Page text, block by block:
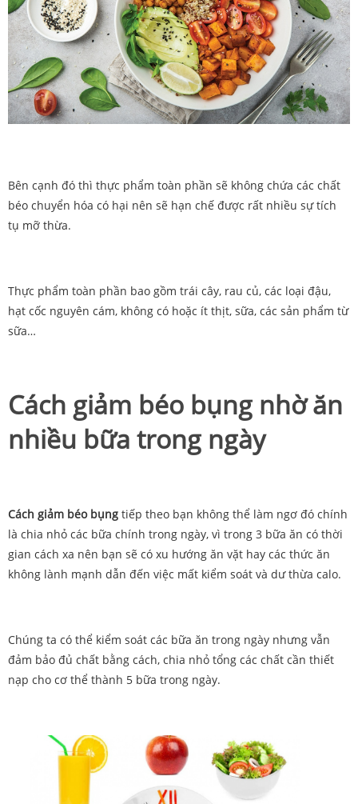
Bên cạnh đó thì thực phẩm toàn phần sẽ không chứa các chất
béo chuyển hóa có hại nên sẽ hạn chế được rất nhiều sự tích
tụ mỡ thừa.
Thực phẩm toàn phần bao gồm trái cây, rau củ, các loại đậu,
hạt cốc nguyên cám, không có hoặc ít thịt, sữa, các sản phẩm từ
sữa…
Cách giảm béo bụng nhờ ăn
nhiều bữa trong ngày
Cách giảm béo bụng tiếp theo bạn không thể làm ngơ đó chính
là chia nhỏ các bữa chính trong ngày, vì trong 3 bữa ăn có thời
gian cách xa nên bạn sẽ có xu hướng ăn vặt hay các thức ăn
không lành mạnh dẫn đến việc mất kiểm soát và dư thừa calo.
Chúng ta có thể kiểm soát các bữa ăn trong ngày nhưng vẫn
đảm bảo đủ chất bằng cách, chia nhỏ tổng các chất cần thiết
nạp cho cơ thể thành 5 bữa trong ngày.